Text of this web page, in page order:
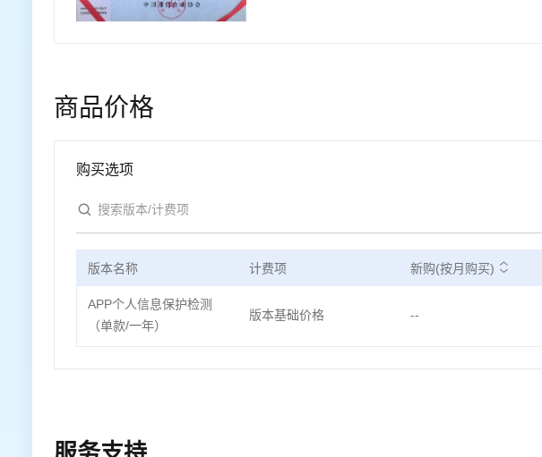
商品价格
购买选项
版本名称 计费项 新购(按月购买)
APP个人信息保护检测
（单款/一年）
版本基础价格 --